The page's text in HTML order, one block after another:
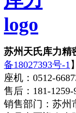
苏州天氏库力精
备18027393号-1 】
座机：0512-
售后：181-1259-
销售部门：苏